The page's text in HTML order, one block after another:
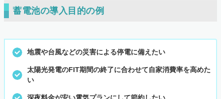
蓄電池の導入目的の例
地震や台風などの災害による停電に備えたい
太陽光発電のFIT期間の終了に合わせて自家消費率を高めた
い